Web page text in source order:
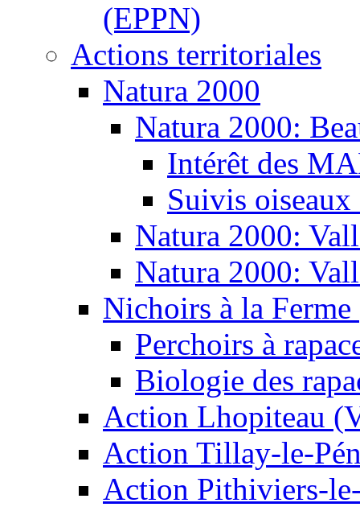
(EPPN)
Actions territoriales
Natura 2000
Natura 2000:
Intérêt des
Suivis oiseaux
Natura 2000:
Natura 2000:
Nichoirs à la
Perchoirs à
Biologie des
Action Lhopiteau
Action Tillay-le-
Action Pithiviers-